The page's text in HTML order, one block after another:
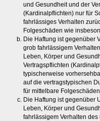
und Gesundheit und der
(Kardinalpflichten) nur für
fahrlässiges Verhalten
Folgeschäden wie
Die Haftung ist gegenüber
grob fahrlässigem
Leben, Körper und
Vertragspflichten
typischerweise
auf die vertragstypischen
für mittelbare
Die Haftung ist gegenüber
Leben, Körper und
fahrlässigem Verhalten